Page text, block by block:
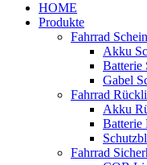
HOME
Produkte
Fahrrad
Akku
Batterie
Gabel
Fahrrad
Akku
Batterie
Fahrrad